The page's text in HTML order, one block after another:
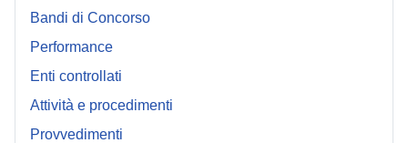
Bandi di Concorso
Performance
Enti controllati
Attività e procedimenti
Provvedimenti